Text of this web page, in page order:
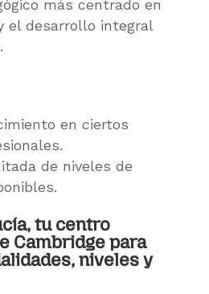
más centrado en
el desarrollo integral
en ciertos
de niveles de
tu centro
Cambridge para
niveles y